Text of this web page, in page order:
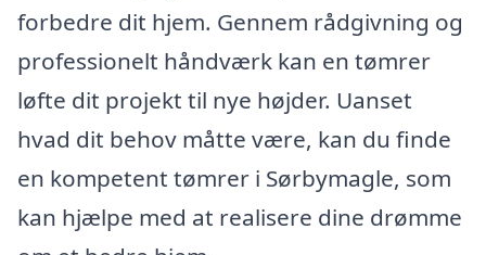
forbedre dit hjem. Gennem rådgivning og
professionelt håndværk kan en tømrer
løfte dit projekt til nye højder. Uanset
hvad dit behov måtte være, kan du finde
en kompetent tømrer i Sørbymagle, som
kan hjælpe med at realisere dine drømme